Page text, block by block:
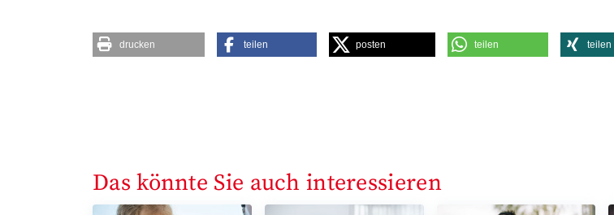
drucken teilen posten teilen teilen
Das könnte Sie auch interessieren